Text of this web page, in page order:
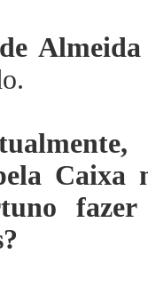
Almeida
Caixa